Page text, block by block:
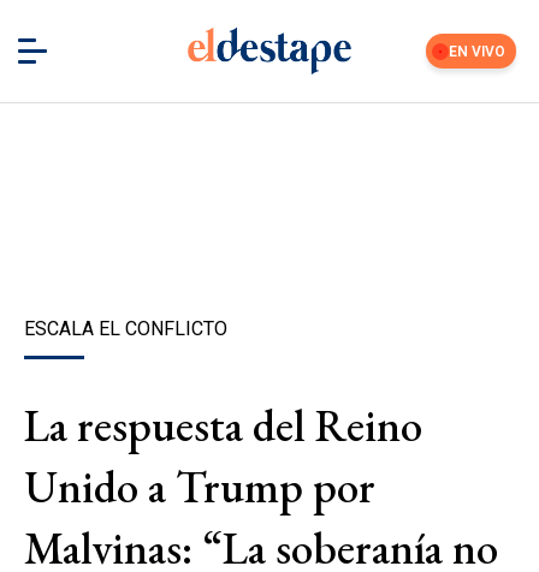
EN VIVO
ESCALA EL CONFLICTO
La respuesta del Reino
Unido a Trump por
Malvinas: “La soberanía no